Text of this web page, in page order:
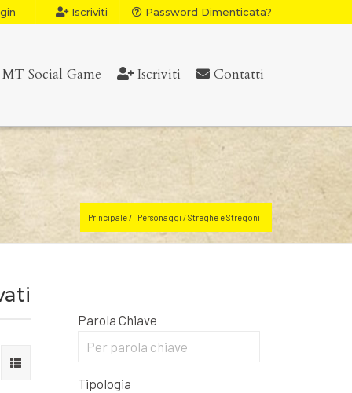
Iscriviti Password Dimenticata?
Social Game Iscriviti Contatti
Principale Personaggi / Streghe e Stregoni
Parola Chiave
Tipologia